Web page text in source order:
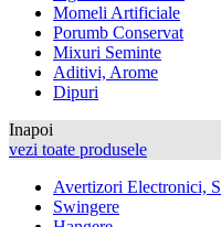
Momeli Artificiale
Porumb Conservat
Mixuri Seminte
Aditivi, Arome
Dipuri
Inapoi
vezi toate produsele
Avertizori Electronici,
Swingere